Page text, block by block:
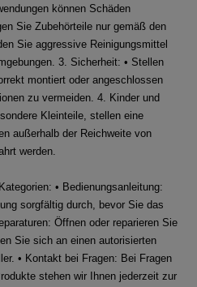
können Schäden
Sie Zubehörteile nur gemäß den
Sie aggressive Reinigungsmittel
3. Sicherheit: • Stellen
montiert oder angeschlossen
zu vermeiden. 4. Kinder und
Kleinteile, stellen eine
außerhalb der Reichweite von
werden.
• Bedienungsanleitung:
sorgfältig durch, bevor Sie das
Öffnen oder reparieren Sie
Sie sich an einen autorisierten
• Kontakt bei Fragen: Bei Fragen
stehen wir Ihnen jederzeit zur